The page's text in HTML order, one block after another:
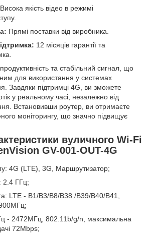
Висока якість відео в режимі
Прямі поставки від виробника.
12 місяців гарантії та
та стабільний сигнал, що
для використання у системах
Завдяки підтримці 4G, ви зможете
у реальному часі, незалежно від
Встановивши роутер, ви отримаєте
моніторингу, що значно підвищує
вуличного Wi-Fi
GV-001-OUT-4G
4G (LTE), 3G, Маршрутизатор;
2.4 ГГц;
LTE - B1/B3/B8/B38 /B39/B40/B41,
- 2472МГц, 802.11b/g/n, максимальна
72Mbps;